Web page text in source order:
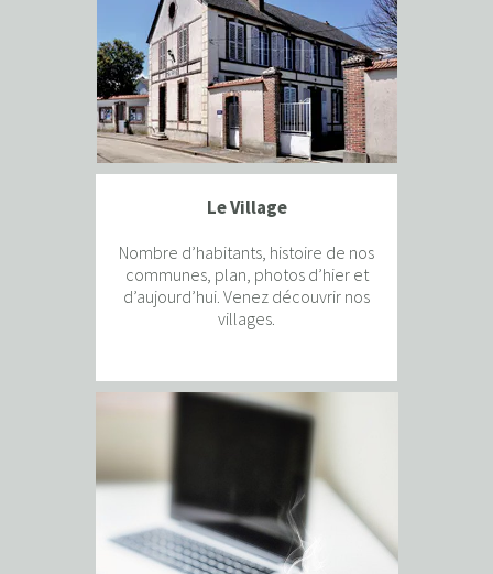
Le Village
Nombre d’habitants, histoire de nos
communes, plan, photos d’hier et
d’aujourd’hui. Venez découvrir nos
villages.